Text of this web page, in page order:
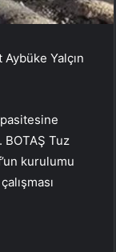
Yalçın
BOTAŞ Tuz
kurulumu